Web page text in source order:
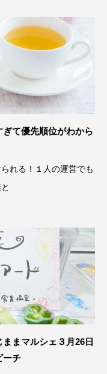
ぎて優先順位がわから
れる！１人の運営でも
まマルシェ３月26日
ーチ